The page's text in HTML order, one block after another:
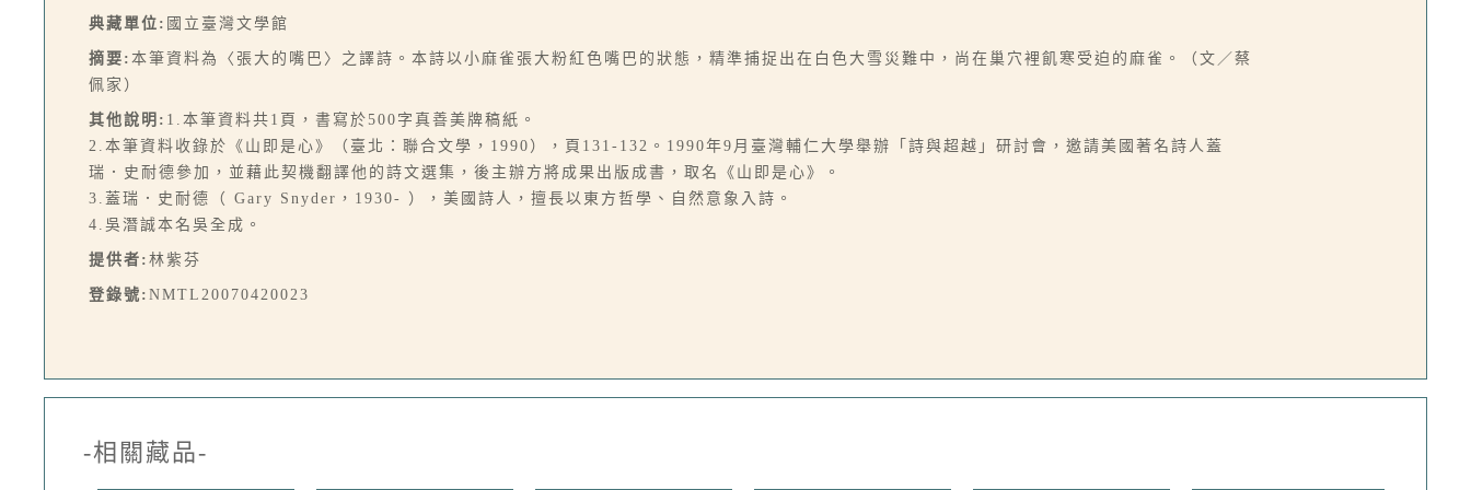
典藏單位: 國立臺灣文學館
摘要: 本筆資料為〈張大的嘴巴〉之譯詩。本詩以小麻雀張大粉紅色嘴巴的狀態，精準捕捉出在白色大雪災難中，尚在巢穴裡飢寒受迫的麻雀。（文／蔡
佩家）
其他說明: 1.本筆資料共1頁，書寫於500字真善美牌稿紙。
2.本筆資料收錄於《山即是心》（臺北：聯合文學，1990），頁131-132。1990年9月臺灣輔仁大學舉辦「詩與超越」研討會，邀請美國著名詩人蓋
瑞．史耐德參加，並藉此契機翻譯他的詩文選集，後主辦方將成果出版成書，取名《山即是心》。
3.蓋瑞．史耐德（ Gary Snyder，1930- ），美國詩人，擅長以東方哲學、自然意象入詩。
4.吳潛誠本名吳全成。
提供者: 林紫芬
登錄號: NMTL20070420023
-相關藏品-